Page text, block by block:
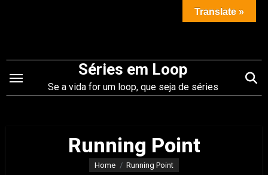
conteúdo
Séries em Loop
Se a vida for um loop, que seja de séries
Running Point
Home Running Point
Translate »